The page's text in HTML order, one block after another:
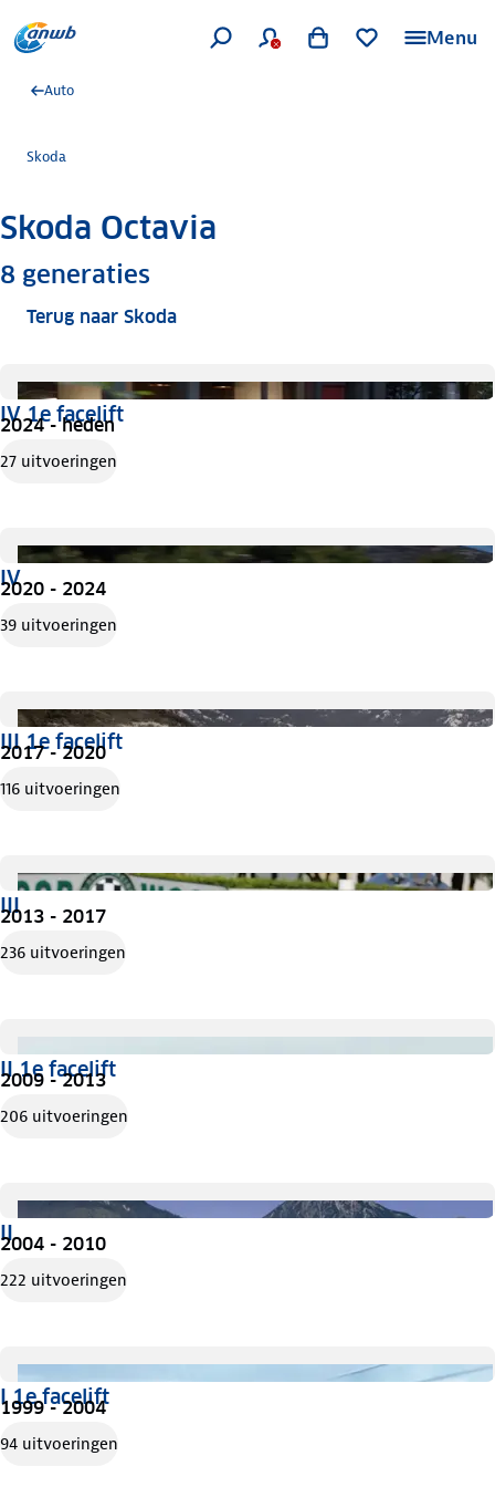
Menu
Auto
Skoda
Skoda Octavia
8 generaties
Terug naar Skoda
IV 1e facelift
2024 - heden
27 uitvoeringen
IV
2020 - 2024
39 uitvoeringen
III 1e facelift
2017 - 2020
116 uitvoeringen
III
2013 - 2017
236 uitvoeringen
II 1e facelift
2009 - 2013
206 uitvoeringen
II
2004 - 2010
222 uitvoeringen
I 1e facelift
1999 - 2004
94 uitvoeringen